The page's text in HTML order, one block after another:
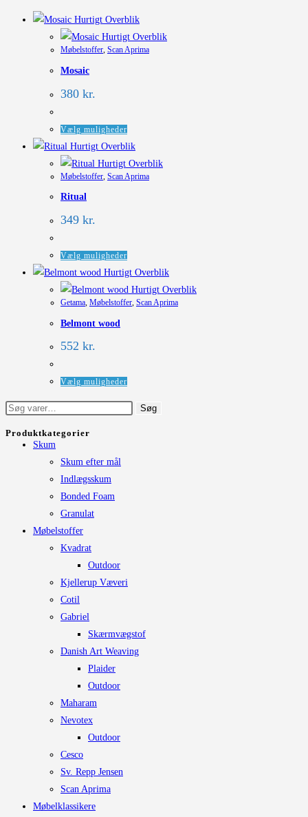
Hurtigt Overblik
Hurtigt Overblik
Møbelstoffer, Scan Aprima
Mosaic
380 kr.
Vælg mulighederDette
vare
har
flere
vælges
Hurtigt Overblik
Hurtigt Overblik
Møbelstoffer Scan Aprima
Ritual
349 kr.
Vælg muligheder
vare
har
flere
vælges
varesiden
Hurtigt Overblik
Hurtigt Overblik
Getama, Møbelstoffer, Scan Aprima
Belmont wood
552 kr.
Vælg muligheder
har
Søg
Søg
Produktkategorier
Skum
Skum efter mål
Indlægsskum
Bonded Foam
Granulat
Møbelstoffer
Kvadrat
Outdoor
Kjellerup Væveri
Cotil
Gabriel
Skærmvægstof
Danish Art Weaving
Plaider
Outdoor
Maharam
Nevotex
Outdoor
Cesco
Sv. Repp Jensen
Scan Aprima
Møbelklassikere